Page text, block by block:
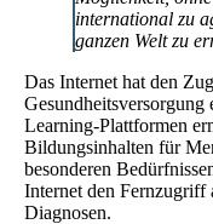
international zu
ganzen Welt zu
Das Internet hat den
Learning-Plattformen
Bildungsinhalten für
besonderen
Internet den Fernzugriff
Diagnosen.